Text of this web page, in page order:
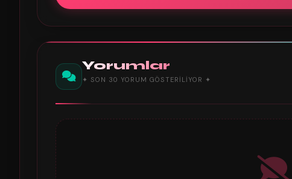
Yorumlar
✦ SON 30 YORUM GÖSTERILIYOR ✦